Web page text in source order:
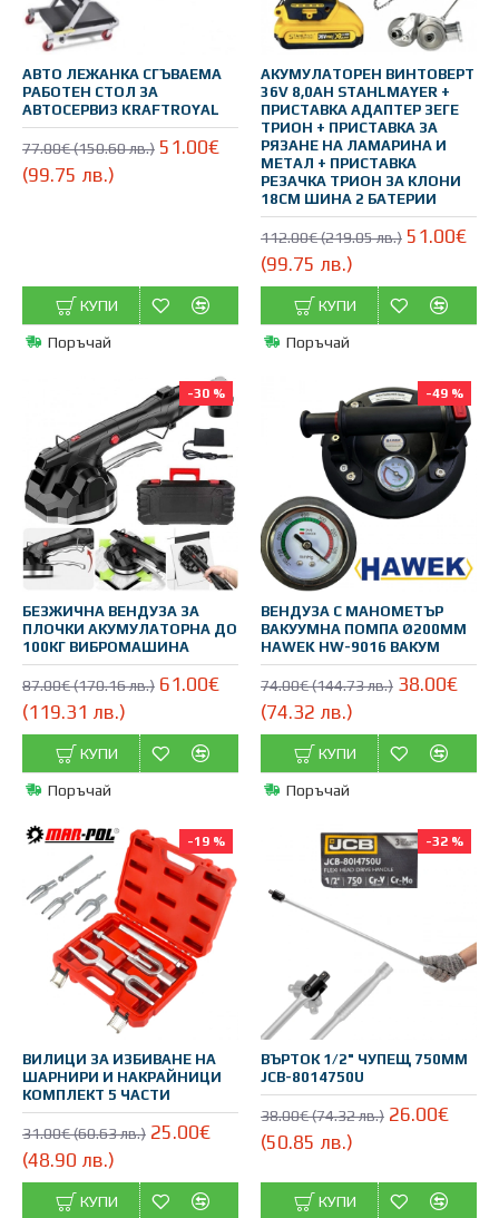
АВТО ЛЕЖАНКА СГЪВАЕМА
РАБОТЕН СТОЛ ЗА
АВТОСЕРВИЗ KRAFTROYAL
77.00€ (150.60 лв.) 51.00€
(99.75 лв.)
КУПИ
Поръчай
АКУМУЛАТОРЕН ВИНТОВЕРТ
36V 8,0AH STAHLMAYER +
ПРИСТАВКА АДАПТЕР ЗЕГЕ
ТРИОН + ПРИСТАВКА ЗА
РЯЗАНЕ НА ЛАМАРИНА И
МЕТАЛ + ПРИСТАВКА
РЕЗАЧКА ТРИОН ЗА КЛОНИ
18СМ ШИНА 2 БАТЕРИИ
112.00€ (219.05 лв.) 51.00€
(99.75 лв.)
КУПИ
Поръчай
-30 %
БЕЗЖИЧНА ВЕНДУЗА ЗА
ПЛОЧКИ АКУМУЛАТОРНА ДО
100КГ ВИБРОМАШИНА
87.00€ (170.16 лв.) 61.00€
(119.31 лв.)
КУПИ
Поръчай
-49 %
ВЕНДУЗА С МАНОМЕТЪР
ВАКУУМНА ПОМПА Ø200ММ
HAWEK HW-9016 ВАКУМ
74.00€ (144.73 лв.) 38.00€
(74.32 лв.)
КУПИ
Поръчай
-19 %
ВИЛИЦИ ЗА ИЗБИВАНЕ НА
ШАРНИРИ И НАКРАЙНИЦИ
КОМПЛЕКТ 5 ЧАСТИ
31.00€ (60.63 лв.) 25.00€
(48.90 лв.)
КУПИ
-32 %
ВЪРТОК 1/2" ЧУПЕЩ 750ММ
JCB-8014750U
38.00€ (74.32 лв.) 26.00€
(50.85 лв.)
КУПИ